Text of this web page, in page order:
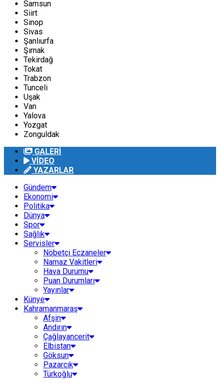
Samsun
Siirt
Sinop
Sivas
Şanlıurfa
Şırnak
Tekirdağ
Tokat
Trabzon
Tunceli
Uşak
Van
Yalova
Yozgat
Zonguldak
GALERİ
VİDEO
YAZARLAR
Gündem
Ekonomi
Politika
Dünya
Spor
Sağlık
Servisler
Nöbetçi Eczaneler
Namaz Vakitleri
Hava Durumu
Puan Durumları
Yayınlar
Künye
Kahramanmaraş
Afşin
Andırın
Çağlayancerit
Elbistan
Göksun
Pazarcık
Türkoğlu